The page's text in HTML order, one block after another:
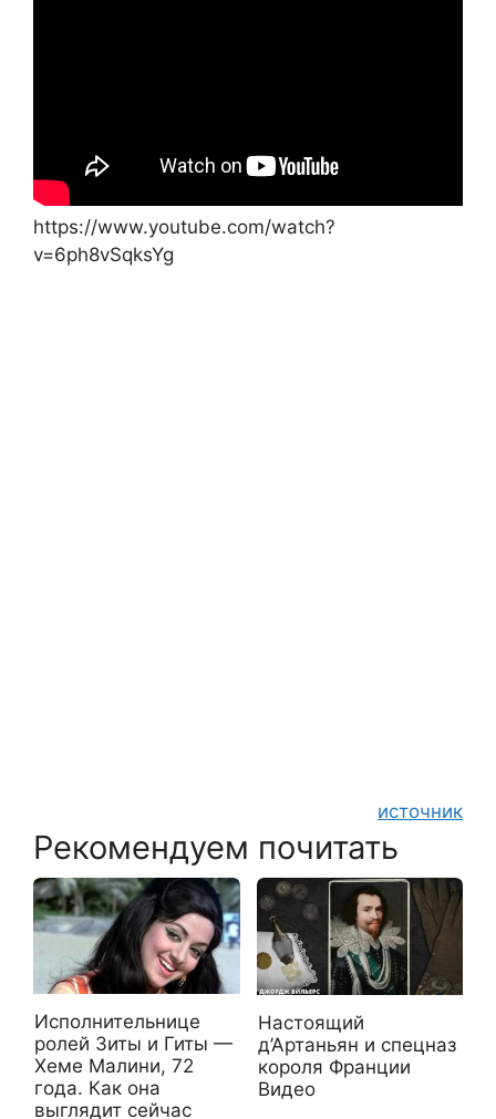
https://www.youtube.com/watch?
v=6ph8vSqksYg
источник
Рекомендуем почитать
Исполнительнице
ролей Зиты и Гиты —
Хеме Малини, 72
года. Как она
выглядит сейчас
Настоящий
д’Артаньян и спецназ
короля Франции
Видео